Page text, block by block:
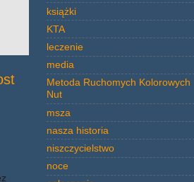
książki
KTA
leczenie
media
Metoda Ruchomych Kolorowych
Nut
msza
nasza historia
niszczycielstwo
noce